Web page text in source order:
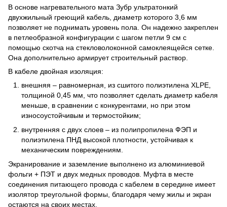
В основе нагревательного мата Зубр ультратонкий
двухжильный греющий кабель, диаметр которого 3,6 мм
позволяет не поднимать уровень пола. Он надежно закреплен
в петлеобразной конфигурации с шагом петли 9 см с
помощью скотча на стекловолоконной самоклеящейся сетке.
Она дополнительно армирует строительный раствор.
В кабеле двойная изоляция:
внешняя – равномерная, из сшитого полиэтилена XLPE,
толщиной 0,45 мм, что позволяет сделать диаметр кабеля
меньше, в сравнении с конкурентами, но при этом
износоустойчивым и термостойким;
внутренняя с двух слоев – из полипропилена ФЭП и
полиэтилена ПНД высокой плотности, устойчивая к
механическим повреждениям.
Экранирование и заземление выполнено из алюминиевой
фольги + ПЭТ и двух медных проводов. Муфта в месте
соединения питающего провода с кабелем в середине имеет
изолятор треугольной формы, благодаря чему жилы и экран
остаются на своих местах.